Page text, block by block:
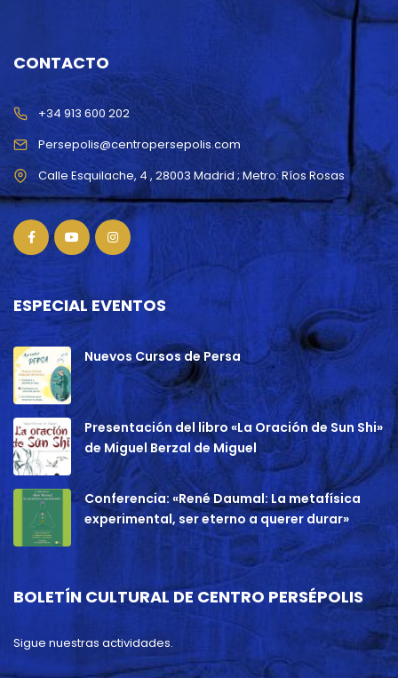
CONTACTO
Persepolis@centropersepolis.com
+34 913 600 202
ESPECIAL EVENTOS
Nuevos Cursos de Persa
Presentación del libro «La Oración de Sun Shi»
de Miguel Berzal de Miguel
Conferencia: «René Daumal: La metafísica
experimental, ser eterno a querer durar»
BOLETÍN CULTURAL DE CENTRO PERSÉPOLIS
Sigue nuestras actividades.